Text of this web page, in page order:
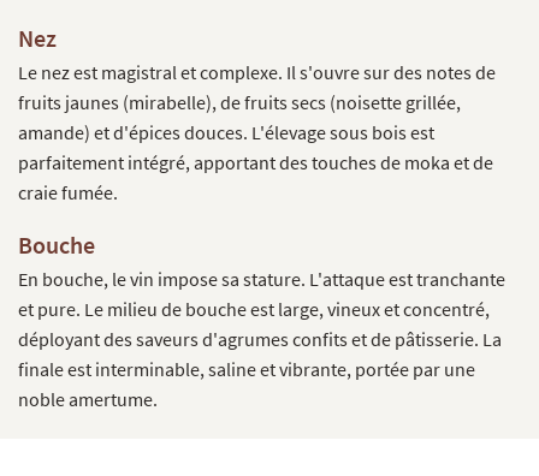
Nez
Le nez est magistral et complexe. Il s'ouvre sur des notes de
fruits jaunes (mirabelle), de fruits secs (noisette grillée,
amande) et d'épices douces. L'élevage sous bois est
parfaitement intégré, apportant des touches de moka et de
craie fumée.
Bouche
En bouche, le vin impose sa stature. L'attaque est tranchante
et pure. Le milieu de bouche est large, vineux et concentré,
déployant des saveurs d'agrumes confits et de pâtisserie. La
finale est interminable, saline et vibrante, portée par une
noble amertume.